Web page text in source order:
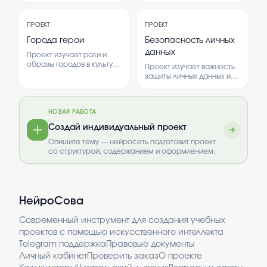
региона. В работе
рассматриваются
обычаи, связанные с
приемом гостей и их роль
в обществе.
процесс. В работе
рассматриваются
популярные виды рыбы в
этом регионе.
ПРОЕКТ
Города герои
Проект изучает роли и
образы городов в культуре
ПРОЕКТ
Безопасность личных
данных
Проект изучает важность
защиты личных данных и
безопасности.
методы защиты
информации.
НОВАЯ РАБОТА
Создай индивидуальный проект
Опишите тему — нейросеть подготовит проект
со структурой, содержанием и оформлением.
НейроСова
Современный инструмент для создания учебных
проектов с помощью искусственного интеллекта
Telegram поддержка Правовые документы
Личный кабинетПроверить заказО проекте